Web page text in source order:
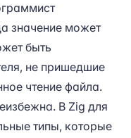
значение может
быть
не пришедшие
чтение файла.
В Zig для
типы, которые